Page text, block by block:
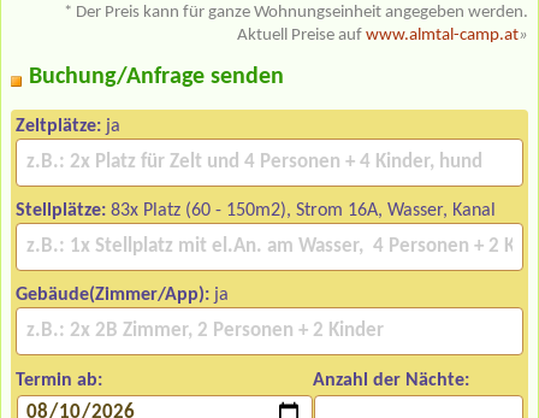
* Der Preis kann für ganze Wohnungseinheit angegeben werden.
Aktuell Preise auf www.almtal-camp.at»
Buchung/Anfrage senden
Zeltplätze: ja
Stellplätze: 83x Platz (60 - 150m2), Strom 16A, Wasser, Kanal
Gebäude(Zimmer/App): ja
Termin ab: Anzahl der Nächte: